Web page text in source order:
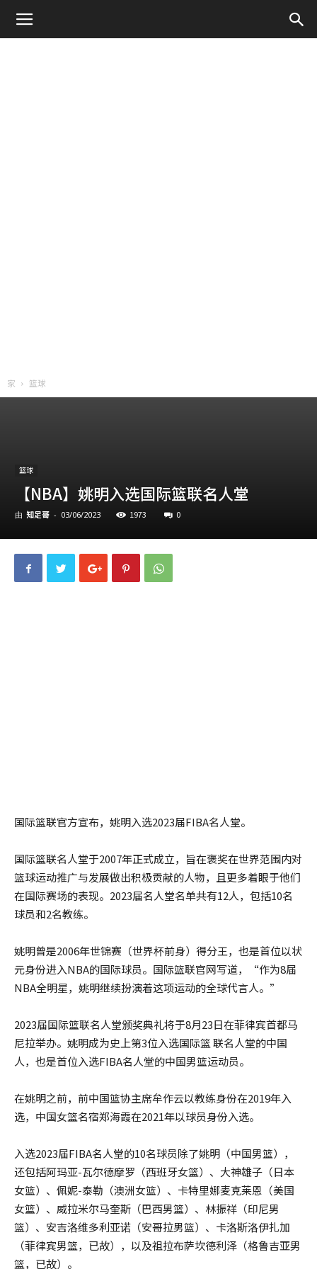
家 篮球
篮球
【NBA】姚明入选国际篮联名人堂
由 知足哥 - 03/06/2023 1973 0
国际篮联官方宣布，姚明入选2023届FIBA名人堂。
国际篮联名人堂于2007年正式成立，旨在褒奖在世界范围内对
篮球运动推广与发展做出积极贡献的人物，且更多着眼于他们
在国际赛场的表现。2023届名人堂名单共有12人，包括10名
球员和2名教练。
姚明曾是2006年世锦赛（世界杯前身）得分王，也是首位以状
元身份进入NBA的国际球员。国际篮联官网写道，“作为8届
NBA全明星，姚明继续扮演着这项运动的全球代言人。”
2023届国际篮联名人堂颁奖典礼将于8月23日在菲律宾首都马
尼拉举办。姚明成为史上第3位入选国际篮 联名人堂的中国
人，也是首位入选FIBA名人堂的中国男篮运动员。
在姚明之前，前中国篮协主席牟作云以教练身份在2019年入
选，中国女篮名宿郑海霞在2021年以球员身份入选。
入选2023届FIBA名人堂的10名球员除了姚明（中国男篮），
还包括阿玛亚-瓦尔德摩罗（西班牙女篮）、大神雄子（日本
女篮）、佩妮-泰勒（澳洲女篮）、卡特里娜麦克莱恩（美国
女篮）、威拉米尔马奎斯（巴西男篮）、林振祥（印尼男
篮）、安吉洛维多利亚诺（安哥拉男篮）、卡洛斯洛伊扎加
（菲律宾男篮，已故），以及祖拉布萨坎德利泽（格鲁吉亚男
篮，已故）。